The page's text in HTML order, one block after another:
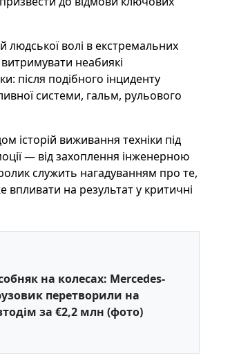
людської волі в екстремальних
неабиякі
після подібного інциденту
системи, гальм, рульового
історій виживання техніки під
— від захоплення інженерною
служить нагадуванням про те,
впливати на результат у критичні
на колесах: Mercedes-
перетворили на
за €2,2 млн (фото)